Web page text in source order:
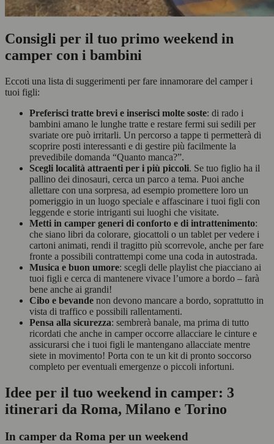
Consigli per il tuo primo weekend in
camper con i bambini
Eccoti una lista di suggerimenti per fare innamorare del camper i
tuoi figli:
Preferisci tratte brevi e inserisci molte soste: di rado i
bambini amano le lunghe tratte e restare fermi sui sedili per
svariate ore può irritarli. Un percorso a tappe ti permetterà di
scoprire posti interessanti e di gestire più facilmente la
prevedibile domanda “Quanto manca?”.
Scegli località attraenti per i più piccoli. Se tuo figlio ha il
pallino dei dinosauri, cerca un parco a tema. Puoi anche
allettare con una sorpresa, ad esempio promettere loro un
pomeriggio in un luogo speciale e affascinare i tuoi figli con
leggende e storie intriganti sui luoghi che visitate.
Metti in camper generi di conforto e di intrattenimento:
che siano libri da colorare, giocattoli o un tablet per vedere i
cartoni animati, rendi il tragitto più scorrevole, anche per fare
fronte a possibili contrattempi come una coda in autostrada.
Musica e buon umore: scegli delle playlist che piacciano ai
tuoi figli e cerca di mantenere vivace l’umore a bordo – farà
bene anche ai grandi!
Cibo e bevande non devono mancare a bordo, soprattutto in
vista di traffico e possibili rallentamenti.
Pensa alla sicurezza: sembrerà banale, ma prima di tutto
ricordati che anche in camper occorre allacciare le cinture e
assicurarsi che i tuoi figli le mantengano allacciate mentre
siete in movimento! Porta con te un kit di pronto soccorso
completo per eventuali emergenze o piccoli infortuni.
Idee per il tuo weekend in camper: 3
itinerari da Roma, Milano e Torino
In camper da Roma per un weekend